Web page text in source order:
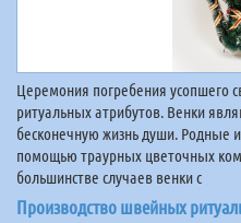
Церемония погребения усопшего
ритуальных атрибутов. Венки
бесконечную жизнь души. Родные
помощью траурных цветочных
большинстве случаев венки с
Производство швейных